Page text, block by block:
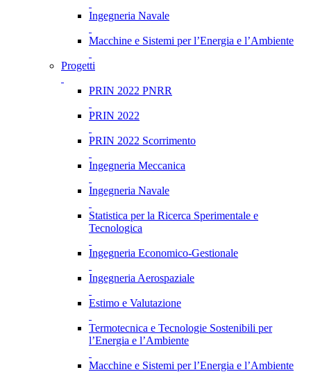
Ingegneria Navale
Macchine e Sistemi per l’Energia e l’Ambiente
Progetti
PRIN 2022 PNRR
PRIN 2022
PRIN 2022 Scorrimento
Ingegneria Meccanica
Ingegneria Navale
Statistica per la Ricerca Sperimentale e
Tecnologica
Ingegneria Economico-Gestionale
Ingegneria Aerospaziale
Estimo e Valutazione
Termotecnica e Tecnologie Sostenibili per
l’Energia e l’Ambiente
Macchine e Sistemi per l’Energia e l’Ambiente